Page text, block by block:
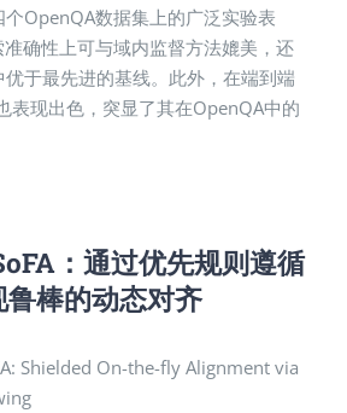
OpenQA数据集上的广泛实验表
准确性上可与域内监督方法媲美，还
于最先进的基线。此外，在端到端
表现出色，突显了其在OpenQA中的
：通过优先规则遵循
鲁棒的动态对齐
Shielded On-the-fly Alignment via